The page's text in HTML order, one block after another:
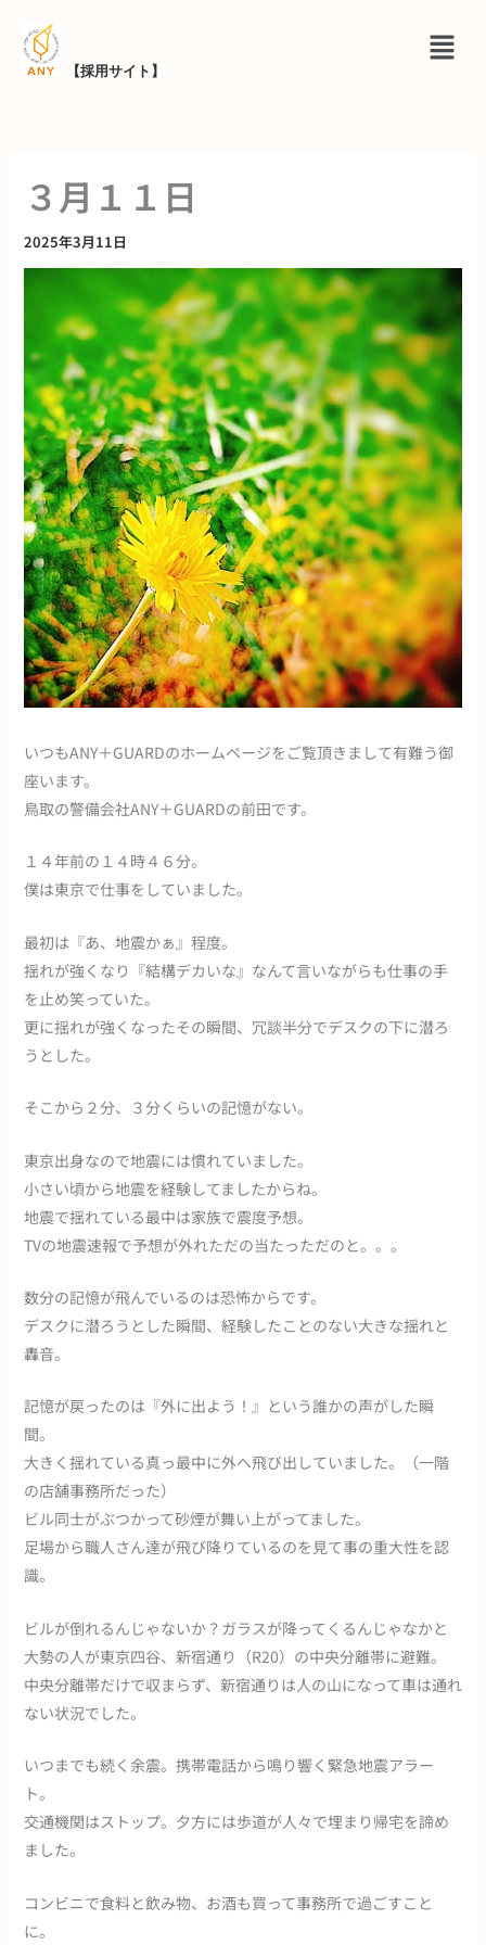
【採用サイト 】
メ
ニ
３月１１日
2025年3月11日
いつもANY＋GUARDのホームページをご覧頂きまして有難う御
座います。
鳥取の警備会社ANY＋GUARDの前田です。
１４年前の１４時４６分。
僕は東京で仕事をしていました。
最初は『あ、地震かぁ』程度。
揺れが強くなり『結構デカいな』なんて言いながらも仕事の手
を止め笑っていた。
更に揺れが強くなったその瞬間、冗談半分でデスクの下に潜ろ
うとした。
そこから２分、３分くらいの記憶がない。
東京出身なので地震には慣れていました。
小さい頃から地震を経験してましたからね。
地震で揺れている最中は家族で震度予想。
TVの地震速報で予想が外れただの当たっただのと。。。
数分の記憶が飛んでいるのは恐怖からです。
デスクに潜ろうとした瞬間、経験したことのない大きな揺れと
轟音。
記憶が戻ったのは『外に出よう！』という誰かの声がした瞬
間。
大きく揺れている真っ最中に外へ飛び出していました。（一階
の店舗事務所だった）
ビル同士がぶつかって砂煙が舞い上がってました。
足場から職人さん達が飛び降りているのを見て事の重大性を認
識。
ビルが倒れるんじゃないか？ガラスが降ってくるんじゃなかと
大勢の人が東京四谷、新宿通り（R20）の中央分離帯に避難。
中央分離帯だけで収まらず、新宿通りは人の山になって車は通れ
ない状況でした。
いつまでも続く余震。携帯電話から鳴り響く緊急地震アラー
ト。
交通機関はストップ。夕方には歩道が人々で埋まり帰宅を諦め
ました。
コンビニで食料と飲み物、お酒も買って事務所で過ごすこと
に。